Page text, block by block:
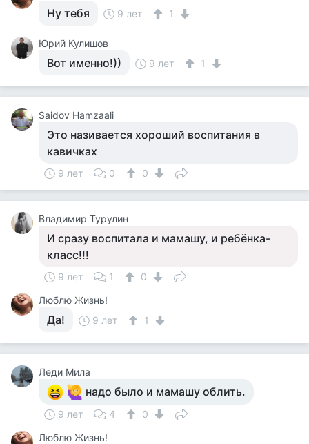
Ну тебя 9 лет 1
Юрий Кулишов
Вот именно!)) 9 лет 1
Saidov Hamzaali
Это називается хороший воспитания в
кавичках
9 лет 0 0
Владимир Турулин
И сразу воспитала и мамашу, и ребёнка-
класс!!!
9 лет 1
0
Люблю Жизнь!
Да! 9 лет 1
Леди Мила
надо было и мамашу облить.
9 лет 4
0
Люблю Жизнь!